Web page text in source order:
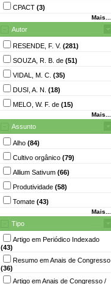
CPACT (3)
Mais...
Autor
RESENDE, F. V. (281)
SOUZA, R. B. de (51)
VIDAL, M. C. (35)
DUSI, A. N. (18)
MELO, W. F. de (15)
Mais...
Assunto
Alho (84)
Cultivo orgânico (79)
Allium Sativum (66)
Produtividade (58)
Tomate (43)
Mais...
Tipo
Artigo em Periódico Indexado
(43)
Resumo em Anais de Congresso
(36)
Artigo em Anais de Congresso /